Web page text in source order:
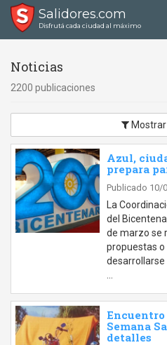
Salidores.com
Disfrutá cada ciudad al máximo
Noticias
2200 publicaciones
Mostrar
Azul,
prepara
Publicado 10/
La
del
de marzo se
propuestas o
desarrollarse
Semana
detalles